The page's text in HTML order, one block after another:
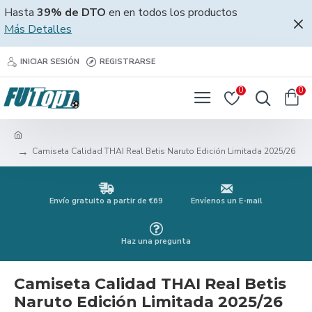
Hasta 39% de DTO en en todos los productos
Más Detalles
INICIAR SESIÓN REGISTRARSE
0 0
Camiseta Calidad THAI Real Betis Naruto Edición Limitada 2025/26
Envío gratuito a partir de €69 Envíenos un E-mail
Haz una pregunta
Camiseta Calidad THAI Real Betis
Naruto Edición Limitada 2025/26